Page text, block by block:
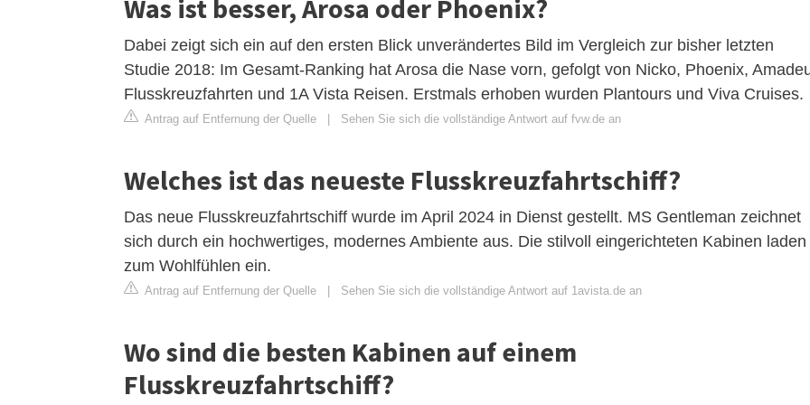
Was ist besser, Arosa oder Phoenix?
Dabei zeigt sich ein auf den ersten Blick unverändertes Bild im Vergleich zur bisher letzten
Studie 2018: Im Gesamt-Ranking hat Arosa die Nase vorn, gefolgt von Nicko, Phoenix,
Flusskreuzfahrten und 1A Vista Reisen. Erstmals erhoben wurden Plantours und Viva Cruises.
Antrag auf Entfernung der Quelle | Sehen Sie sich die vollständige Antwort auf fvw.de an
Welches ist das neueste Flusskreuzfahrtschiff?
Das neue Flusskreuzfahrtschiff wurde im April 2024 in Dienst gestellt. MS Gentleman zeichnet
sich durch ein hochwertiges, modernes Ambiente aus. Die stilvoll eingerichteten Kabinen laden
zum Wohlfühlen ein.
Antrag auf Entfernung der Quelle | Sehen Sie sich die vollständige Antwort auf 1avista.de an
Wo sind die besten Kabinen auf einem
Flusskreuzfahrtschiff?